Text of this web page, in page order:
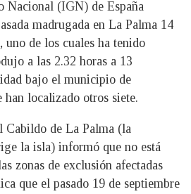
Nacional (IGN) de España
madrugada en La Palma 14
de los cuales ha tenido
a las 2.32 horas a 13
bajo el municipio de
han localizado otros siete.
Cabildo de La Palma (la
la isla) informó que no está
zonas de exclusión afectadas
que el pasado 19 de septiembre